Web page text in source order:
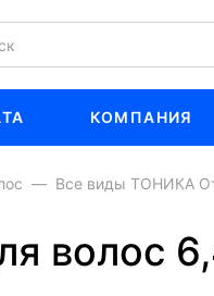
КОМПАНИЯ
Все виды ТОНИКА
волос